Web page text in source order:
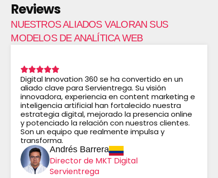
Reviews
NUESTROS ALIADOS VALORAN SUS
MODELOS DE ANALÍTICA WEB
Digital Innovation 360 se ha convertido en un
aliado clave para Servientrega. Su visión
innovadora, experiencia en content marketing e
inteligencia artificial han fortalecido nuestra
estrategia digital, mejorado la presencia online
y potenciado la relación con nuestros clientes.
Son un equipo que realmente impulsa y
transforma.
Andrés Barrera
Director de MKT Digital
Servientrega